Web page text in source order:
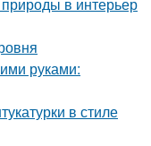
руками:
в стиле